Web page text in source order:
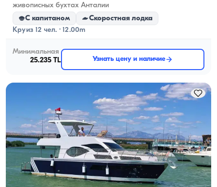
живописных бухтах Анталии
С капитаном
Скоростная лодка
Круиз 12 чел. · 12.00m
Минимальная
25.235 TL
Узнать цену и наличие